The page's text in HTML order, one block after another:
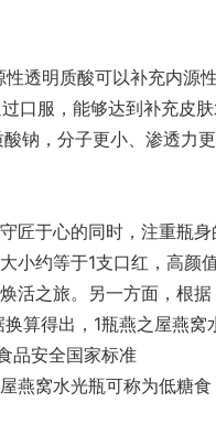
透明质酸可以补充内源
口服，能够达到补充皮
钠，分子更小、渗透力更
匠于心的同时，注重瓶身
小约等于1支口红，高颜
活之旅。另一方面，根据
算得出，1瓶燕之屋燕窝
品安全国家标准
燕窝水光瓶可称为低糖食